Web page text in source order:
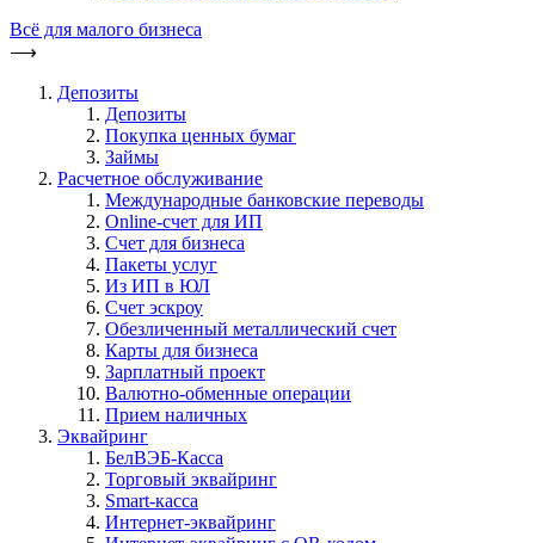
Всё для малого бизнеса
⟶
Депозиты
Депозиты
Покупка ценных бумаг
Займы
Расчетное обслуживание
Международные банковские переводы
Online-счет для ИП
Счет для бизнеса
Пакеты услуг
Из ИП в ЮЛ
Счет эскроу
Обезличенный металлический счет
Карты для бизнеса
Зарплатный проект
Валютно-обменные операции
Прием наличных
Эквайринг
БелВЭБ-Касса
Торговый эквайринг
Smart-касса
Интернет-эквайринг